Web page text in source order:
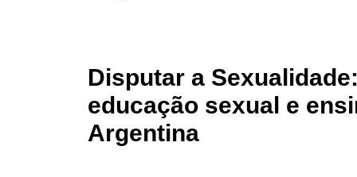
Disputar a
educação sexual e
Argentina